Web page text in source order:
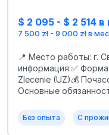
$ 2 095 - $ 2 514
7 500 zł - 9 000 zł в
📍 Место работы: г.
информация:✅
Zlecenie (UZ)💰
Основные
Без опыта С